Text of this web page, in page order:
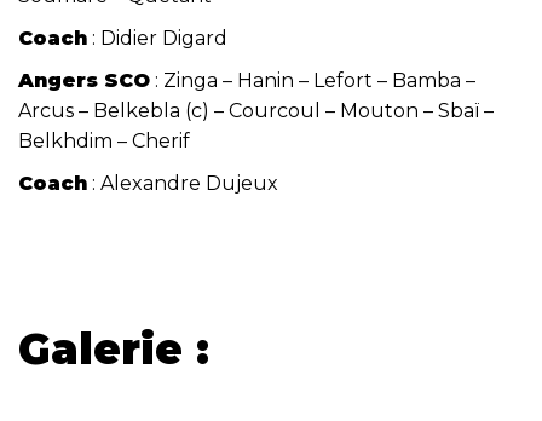
Coach : Didier Digard
Angers SCO : Zinga – Hanin – Lefort – Bamba –
Arcus – Belkebla (c) – Courcoul – Mouton – Sbaï –
Belkhdim – Cherif
Coach : Alexandre Dujeux
Galerie :